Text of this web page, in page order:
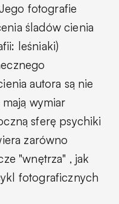
fotografie
śladów cienia
leśniaki)
autora są nie
wymiar
sferę psychiki
zarówno
"wnętrza" , jak
fotograficznych